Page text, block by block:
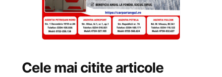
Cele mai citite articole